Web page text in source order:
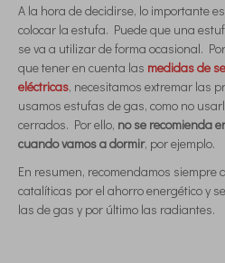
A la hora de decidirse, lo importante
colocar la estufa. Puede que una
se va a utilizar de forma ocasional.
que tener en cuenta las medidas de
eléctricas, necesitamos extremar las
usamos estufas de gas, como no
cerrados. Por ello, no se recomienda
cuando vamos a dormir, por ejemplo.
En resumen, recomendamos siempre
catalíticas por el ahorro energético y
las de gas y por último las radiantes.